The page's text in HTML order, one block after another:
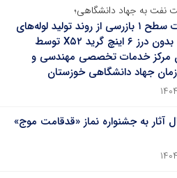
نفت به جهاد دانشگاهی؛
ارائه خدمات سطح ۱ بازرسی از روند تولید لوله‌های
استراتژیک بدون درز ۶ اینچ گرید X۵۲ توسط
خدمات تخصصی مهندسی و
جهاد دانشگاهی خوزستان
آثار به جشنواره نماز «قدقامت موج»